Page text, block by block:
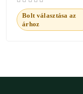
Bolt választása az
árhoz